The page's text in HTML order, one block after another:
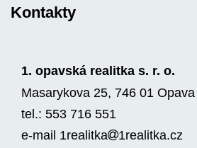
Kontakty
1. opavská realitka s. r. o.
Masarykova 25, 746 01 Opava
tel.: 553 716 551
e-mail 1realitka
1rea­litka.cz